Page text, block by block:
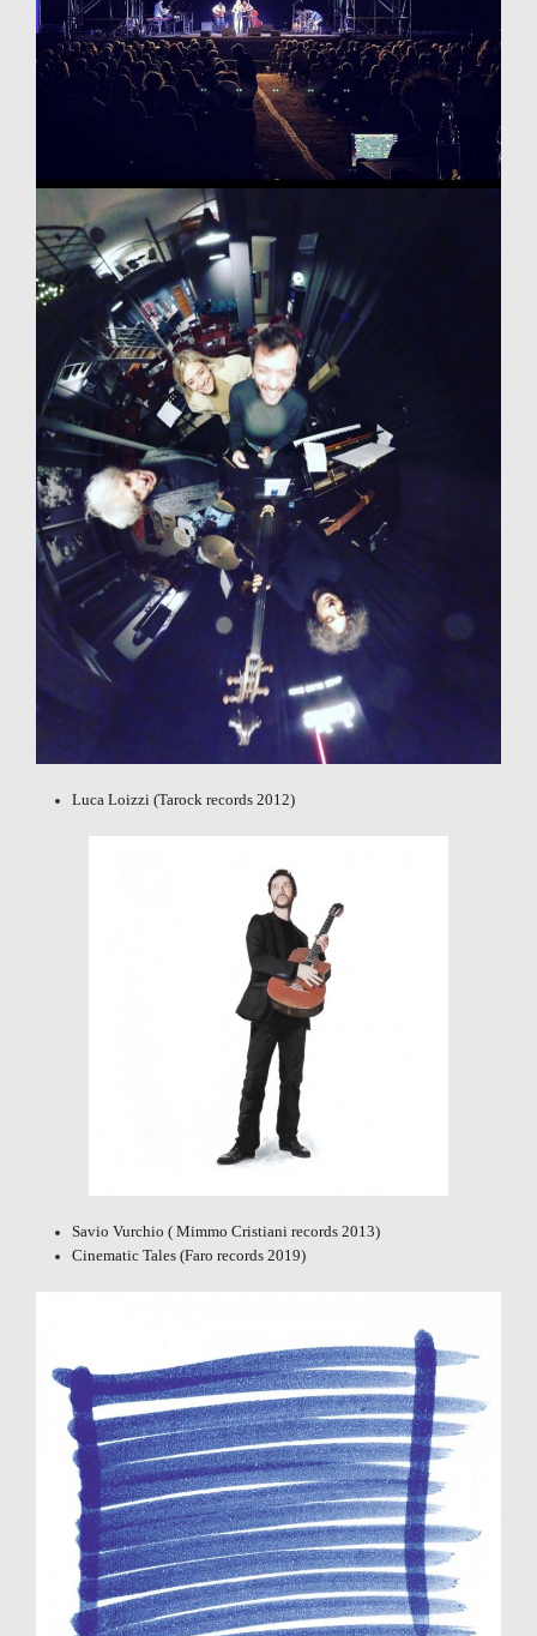
Luca Loizzi (Tarock records 2012)
Savio Vurchio ( Mimmo Cristiani records 2013)
Cinematic Tales (Faro records 2019)